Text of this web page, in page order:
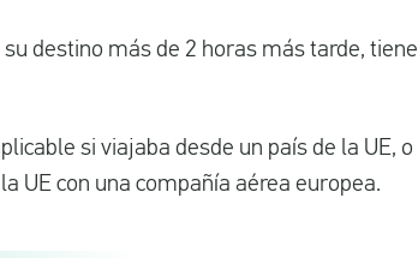
destino más de 2 horas más tarde, tiene
si viajaba desde un país de la UE, o
UE con una compañía aérea europea.